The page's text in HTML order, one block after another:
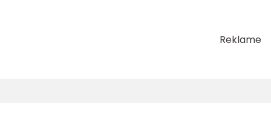
Reklame